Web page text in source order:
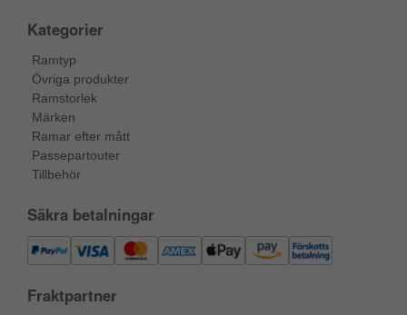
Kategorier
Ramtyp
Övriga produkter
Ramstorlek
Märken
Ramar efter mått
Passepartouter
Tillbehör
Säkra betalningar
Fraktpartner